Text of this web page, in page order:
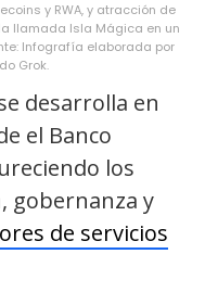
y RWA, y atracción de
llamada Isla Mágica en un
Infografía elaborada por
Grok.
desarrolla en
el Banco
los
gobernanza y
de servicios